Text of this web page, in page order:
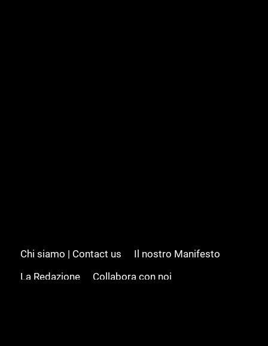
Chi siamo | Contact us
Il nostro Manifesto
La Redazione
Collabora con noi